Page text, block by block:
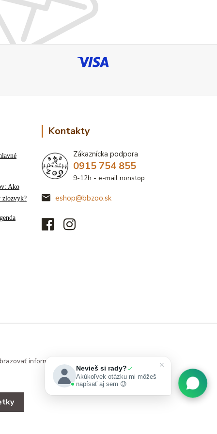
Ako
zlozvyk?
Kontakty
Zákaznícka podpora
0915 754 855
9-12h - e-mail nonstop
eshop@bbzoo.sk
informácie
Nevieš si rady?
Akúkoľvek otázku mi môžeš
napísať aj sem 😉